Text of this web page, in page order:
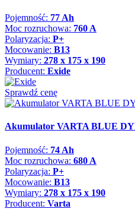
Pojemność: 77 Ah
Moc rozruchowa: 760 A
Polaryzacja: P+
Mocowanie: B13
Wymiary: 278 x 175 x 190
Producent: Exide
Sprawdź cenę
Akumulator VARTA BLUE
Pojemność: 74 Ah
Moc rozruchowa: 680 A
Polaryzacja: P+
Mocowanie: B13
Wymiary: 278 x 175 x 190
Producent: Varta